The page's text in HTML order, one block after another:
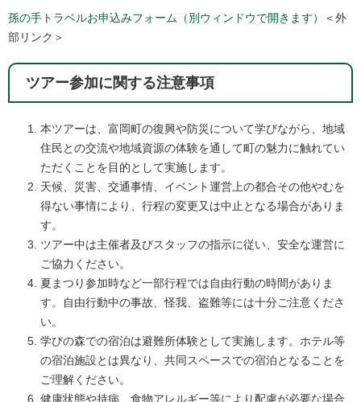
孫の手トラベルお申込みフォーム（別ウィンドウで開きます）
＜外
部リンク＞
ツアー参加に関する注意事項
本ツアーは、富岡町の復興や防災について学びながら、地域
住民との交流や地域資源の体験を通して町の魅力に触れてい
ただくことを目的として実施します。
天候、災害、交通事情、イベント運営上の都合その他やむを
得ない事情により、行程の変更又は中止となる場合がありま
す。
ツアー中は主催者及びスタッフの指示に従い、安全な運営に
ご協力ください。
夏まつり参加時など一部行程では自由行動の時間がありま
す。自由行動中の事故、怪我、盗難等には十分ご注意くださ
い。
学びの森での宿泊は避難所体験として実施します。ホテル等
の宿泊施設とは異なり、共同スペースでの宿泊となることを
ご理解ください。
健康状態や持病、食物アレルギー等により配慮が必要な場合